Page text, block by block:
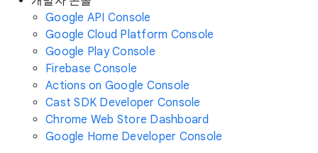
Google API Console
Google Cloud Platform Console
Google Play Console
Firebase Console
Actions on Google Console
Cast SDK Developer Console
Chrome Web Store Dashboard
Google Home Developer Console